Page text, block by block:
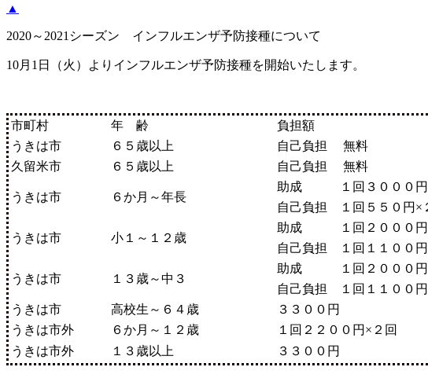
▲
2020～2021シーズン インフルエンザ予防接種について
10月1日（火）よりインフルエンザ予防接種を開始いたします。
市町村 年 齢 負担額
うきは市
６５歳以上 自己負担 無料
久留米市
６５歳以上 自己負担 無料
うきは市 ６か月～年長
助成 １回３０００円
自己負担 １回５５０円×
うきは市 小１～１２歳
助成 １回２０００円
自己負担 １回１１００円
うきは市 １３歳～中３
助成 １回２０００円
自己負担 １回１１００円
うきは市
高校生～６４歳 ３３００円
うきは市外
６か月～１２歳
１回２２００円×２回
うきは市外
１３歳以上 ３３００円